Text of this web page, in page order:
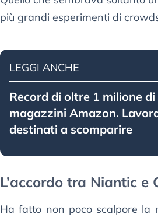
più grandi esperimenti di
LEGGI ANCHE
Record di oltre 1 milione
magazzini Amazon.
destinati a scomparire
L’accordo tra Niantic e
Ha fatto non poco scalpore la